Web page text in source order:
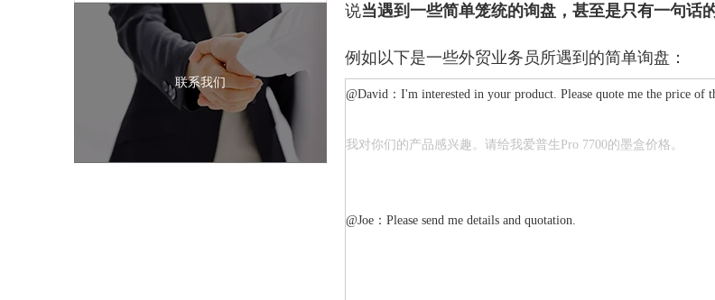
联系我们
说当遇到一些简单笼统的询盘，甚至是只有一句话
例如以下是一些外贸业务员所遇到的简单询盘：
@David：I'm interested in your product. Please quote me the price of
我对你们的产品感兴趣。请给我爱普生Pro 7700的墨盒价格。
@Joe：Please send me details and quotation.